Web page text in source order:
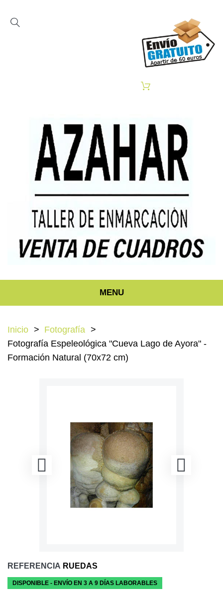
MENU
Inicio
Fotografía
Fotografía Espeleológica "Cueva Lago de Ayora" -
Formación Natural (70x72 cm)
REFERENCIA RUEDAS
DISPONIBLE - ENVÍO EN 3 A 9 DÍAS LABORABLES